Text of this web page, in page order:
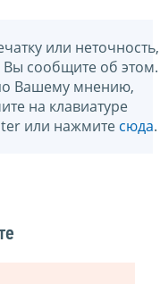
или неточность,
сообщите об этом.
Вашему мнению,
на клавиатуре
или нажмите сюда.